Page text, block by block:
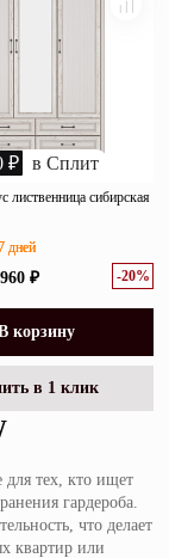
₽ в Сплит
сибирская
₽ -20%
дней
корзину
в 1 клик
для тех, кто ищет
гардероба.
что делает
квартир или